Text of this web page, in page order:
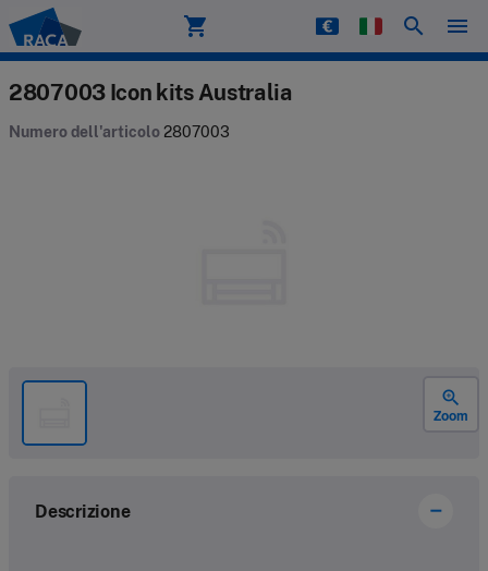
Raca shopping_cart search menu
2807003 Icon kits Australia
Numero dell'articolo 2807003
zoom_in
Zoom
Descrizione